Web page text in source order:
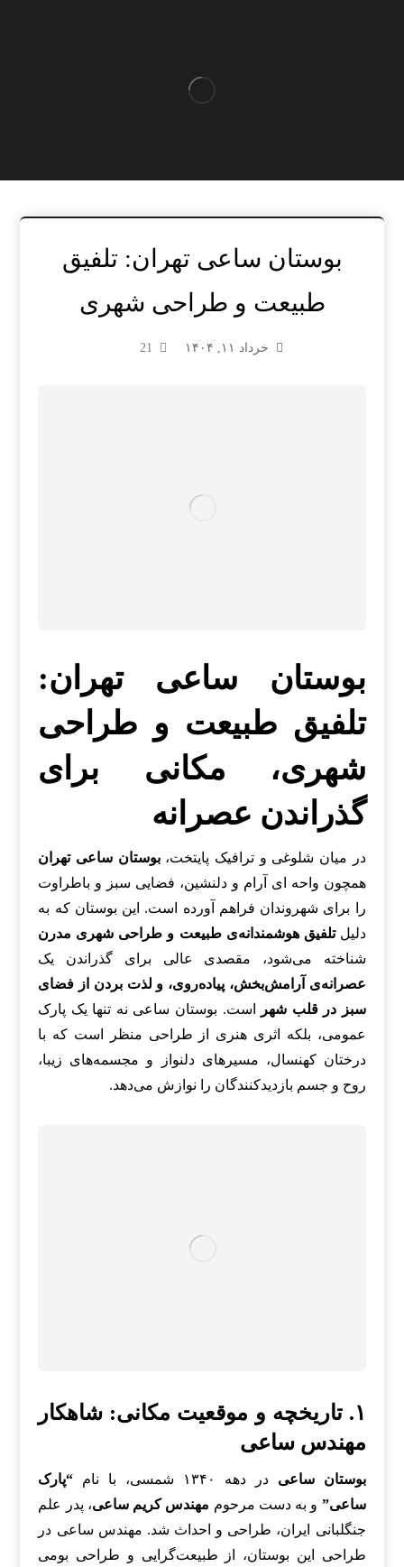
بوستان ساعی تهران: تلفیق
طبیعت و طراحی شهری
خرداد ۱۱, ۱۴۰۴ 21
بوستان ساعی تهران:
تلفیق طبیعت و طراحی
شهری، مکانی برای
گذراندن عصرانه
در میان شلوغی و ترافیک پایتخت،بوستان ساعی تهران
همچون واحه ای آرام و دلنشین، فضایی سبز و باطراوت
را برای شهروندان فراهم آورده است. این بوستان که به
دلیلتلفیق هوشمندانه‌ی طبیعت و طراحی شهری مدرن
شناخته می‌شود، مقصدی عالی برای گذراندن یک
عصرانه‌ی آرامش‌بخش، پیاده‌روی، و لذت بردن از فضای
سبز در قلب شهر
است. بوستان ساعی نه تنها یک پارک
عمومی، بلکه اثری هنری از طراحی منظر است که با
درختان کهنسال، مسیرهای دلنواز و مجسمه‌های زیبا،
روح و جسم بازدیدکنندگان را نوازش می‌دهد.
۱. تاریخچه و موقعیت مکانی: شاهکار
مهندس ساعی
بوستان ساعی در دهه ۱۳۴۰ شمسی، با نام
“پارک
ساعی” و به دست مرحوم مهندس کریم ساعی، پدر علم
جنگلبانی ایران، طراحی و احداث شد. مهندس ساعی در
طراحی این بوستان، از طبیعت‌گرایی و طراحی بومی